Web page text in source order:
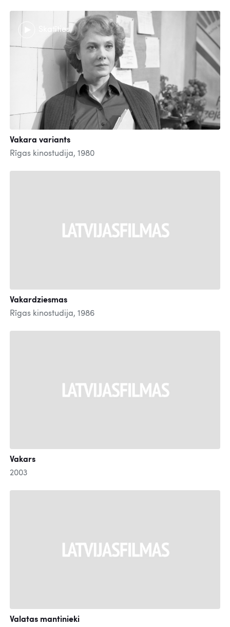
Skatīties
Vakara variants
Rīgas kinostudija, 1980
Vakardziesmas
Rīgas kinostudija, 1986
Vakars
2003
Valatas mantinieki